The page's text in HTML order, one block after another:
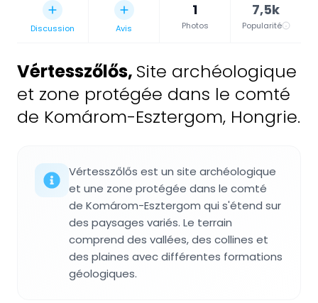
Discussion Avis
1
Photos
7,5k
Popularité
Vértesszőlős, Site archéologique
et zone protégée dans le comté
de Komárom-Esztergom, Hongrie.
Vértesszőlős est un site archéologique
et une zone protégée dans le comté
de Komárom-Esztergom qui s'étend sur
des paysages variés. Le terrain
comprend des vallées, des collines et
des plaines avec différentes formations
géologiques.